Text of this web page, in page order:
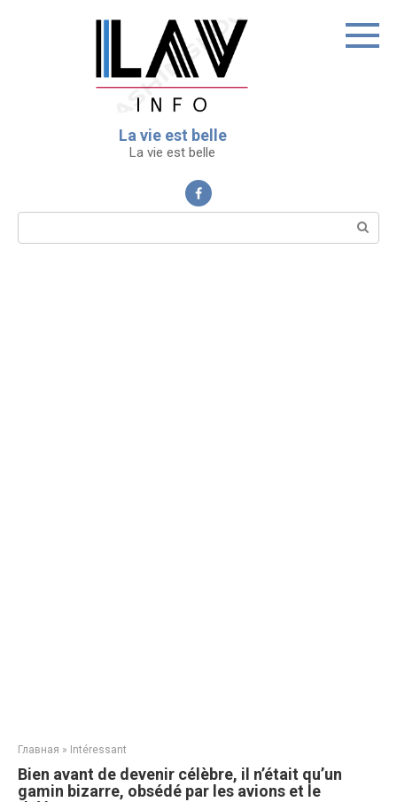
La vie est belle
La vie est belle
Поиск:
Главная » Intéressant
Bien avant de devenir célèbre, il n’était qu’un
gamin bizarre, obsédé par les avions et le